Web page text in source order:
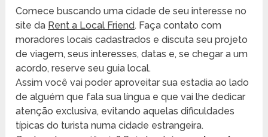
Comece buscando uma cidade de seu interesse no
site da Rent a Local Friend. Faça contato com
moradores locais cadastrados e discuta seu projeto
de viagem, seus interesses, datas e, se chegar a um
acordo, reserve seu guia local.
Assim você vai poder aproveitar sua estadia ao lado
de alguém que fala sua língua e que vai lhe dedicar
atenção exclusiva, evitando aquelas dificuldades
típicas do turista numa cidade estrangeira.